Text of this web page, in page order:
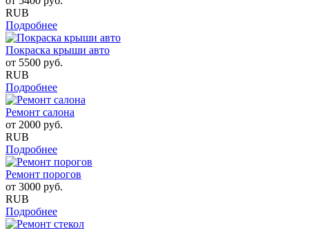
RUB
Подробнее
Покраска крыши авто
от 5500 руб.
RUB
Подробнее
Ремонт салона
от 2000 руб.
RUB
Подробнее
Ремонт порогов
от 3000 руб.
RUB
Подробнее